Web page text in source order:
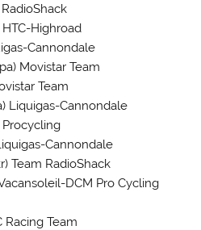
RadioShack
HTC-Highroad
Cannondale
Movistar Team
Team
Liquigas-Cannondale
Procycling
Cannondale
Team RadioShack
DCM Pro Cycling
Racing Team